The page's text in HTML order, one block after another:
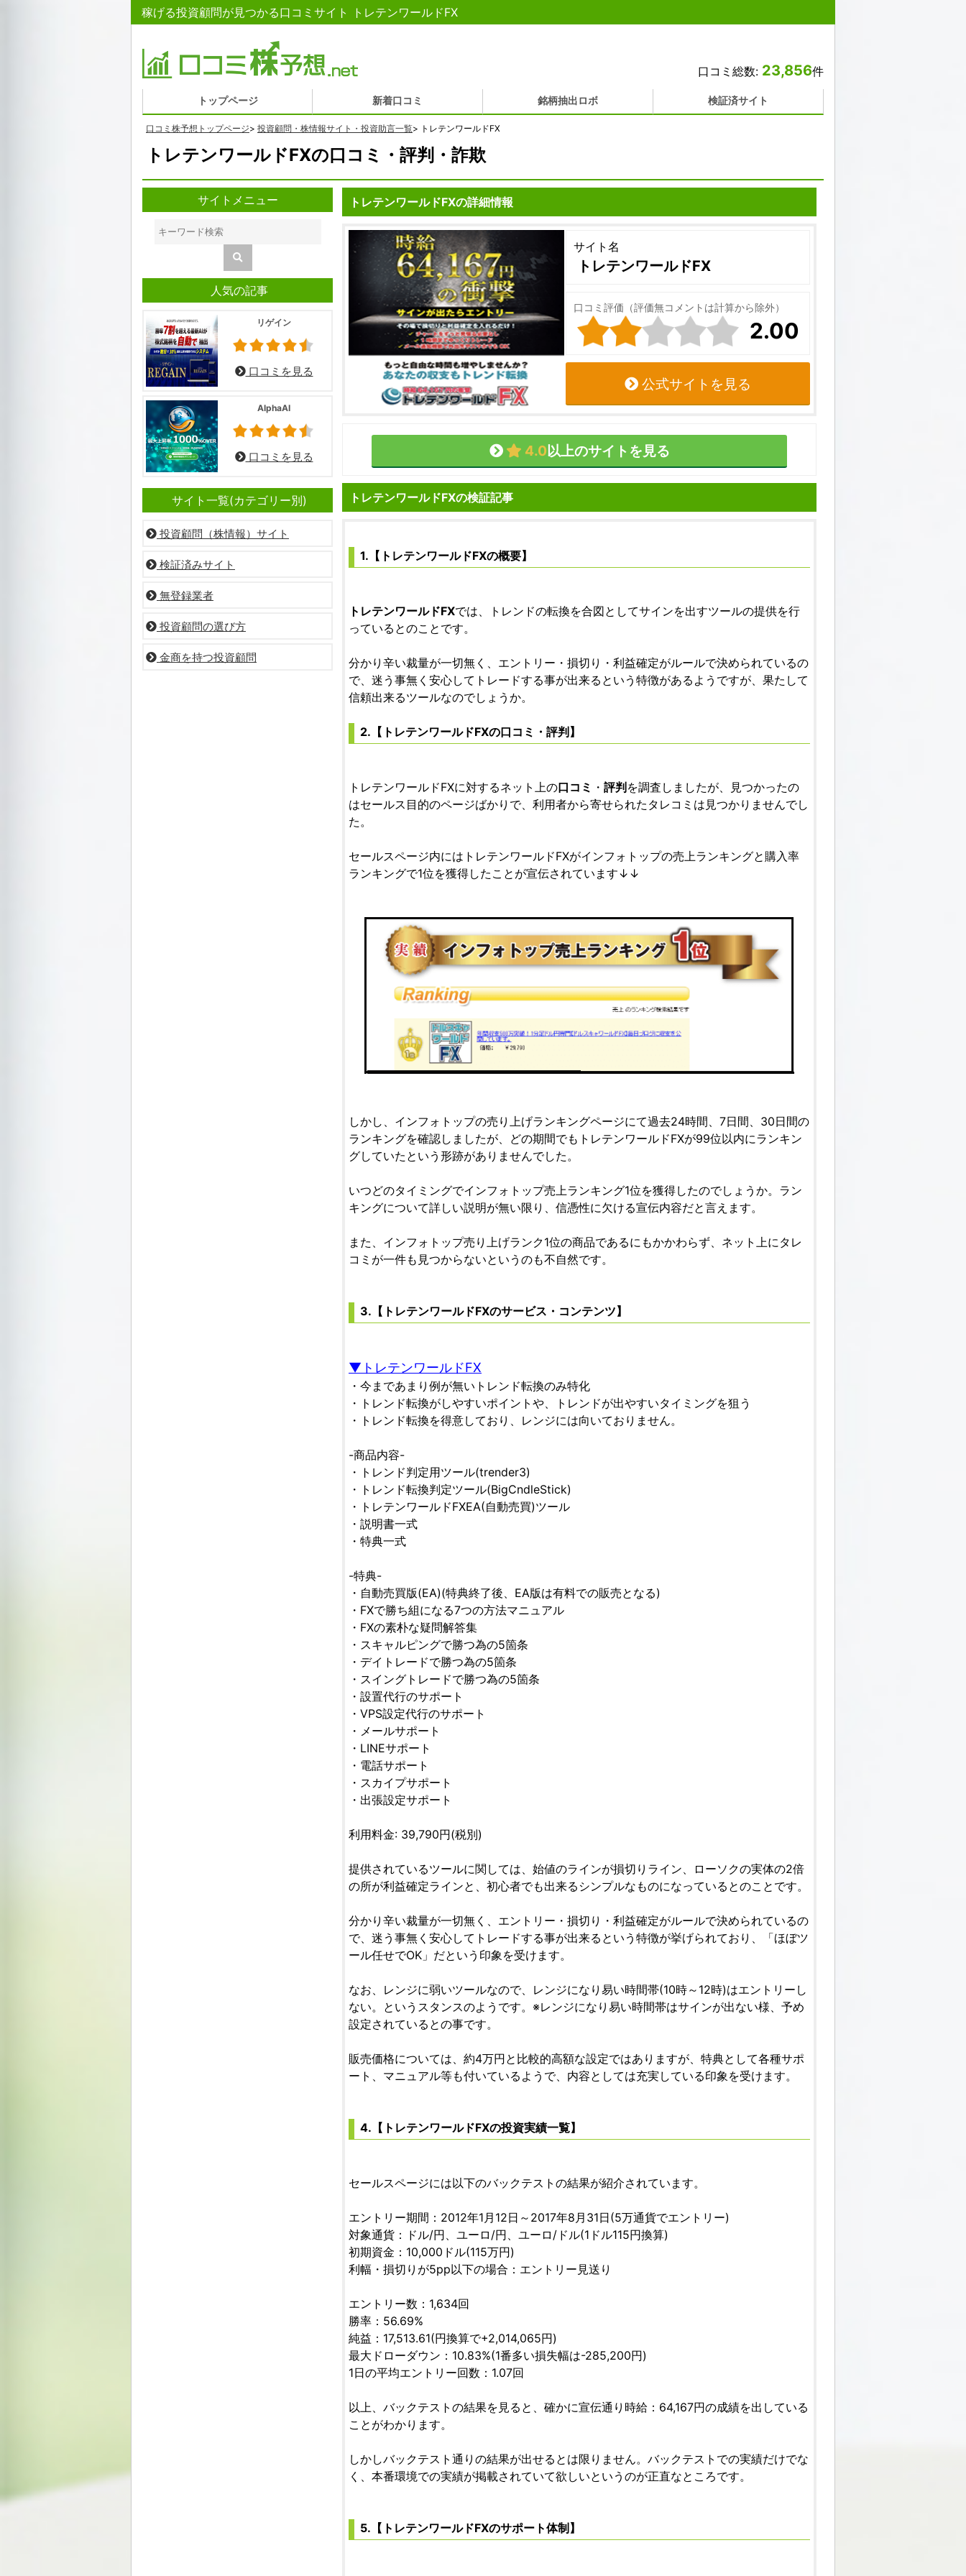
稼げる投資顧問が見つかる口コミサイト トレテンワールドFX
口コミ総数: 23,856件
トップページ 新着口コミ 銘柄抽出ロボ 検証済サイト
口コミ株予想トップページ> 投資顧問・株情報サイト・投資助言一覧> トレテンワールドFX
トレテンワールドFXの口コミ・評判・詐欺
トレテンワールドFXの詳細情報
サイト名
トレテンワールドFX
口コミ評価（評価無コメントは計算から除外）
2.00
公式サイトを見る
4.0以上のサイトを見る
トレテンワールドFXの検証記事
1.【トレテンワールドFXの概要】
トレテンワールドFXでは、トレンドの転換を合図としてサインを出すツールの提供を行
っているとのことです。
分かり辛い裁量が一切無く、エントリー・損切り・利益確定がルールで決められているの
で、迷う事無く安心してトレードする事が出来るという特徴があるようですが、果たして
信頼出来るツールなのでしょうか。
2.【トレテンワールドFXの口コミ・評判】
トレテンワールドFXに対するネット上の口コミ ・ 評判 を調査しましたが、見つかったの
はセールス目的のページばかりで、利用者から寄せられたタレコミは見つかりませんでし
た。
セールスページ内にはトレテンワールドFXがインフォトップの売上ランキングと購入率
ランキングで1位を獲得したことが宣伝されています↓↓
しかし、インフォトップの売り上げランキングページにて過去24時間、7日間、30日間の
ランキングを確認しましたが、どの期間でもトレテンワールドFXが99位以内にランキン
グしていたという形跡がありませんでした。
いつどのタイミングでインフォトップ売上ランキング1位を獲得したのでしょうか。ラン
キングについて詳しい説明が無い限り、信憑性に欠ける宣伝内容だと言えます。
また、インフォトップ売り上げランク1位の商品であるにもかかわらず、ネット上にタレ
コミが一件も見つからないというのも不自然です。
3.【トレテンワールドFXのサービス・コンテンツ】
▼トレテンワールドFX
・今まであまり例が無いトレンド転換のみ特化
・トレンド転換がしやすいポイントや、トレンドが出やすいタイミングを狙う
・トレンド転換を得意しており、レンジには向いておりません。
-商品内容-
・トレンド判定用ツール(trender3)
・トレンド転換判定ツール(BigCndleStick)
・トレテンワールドFXEA(自動売買)ツール
・説明書一式
・特典一式
-特典-
・自動売買版(EA)(特典終了後、EA版は有料での販売となる)
・FXで勝ち組になる7つの方法マニュアル
・FXの素朴な疑問解答集
・スキャルピングで勝つ為の5箇条
・デイトレードで勝つ為の5箇条
・スイングトレードで勝つ為の5箇条
・設置代行のサポート
・VPS設定代行のサポート
・メールサポート
・LINEサポート
・電話サポート
・スカイプサポート
・出張設定サポート
利用料金: 39,790円(税別)
提供されているツールに関しては、始値のラインが損切りライン、ローソクの実体の2倍
の所が利益確定ラインと、初心者でも出来るシンプルなものになっているとのことです。
分かり辛い裁量が一切無く、エントリー・損切り・利益確定がルールで決められているの
で、迷う事無く安心してトレードする事が出来るという特徴が挙げられており、「ほぼツ
ール任せでOK」だという印象を受けます。
なお、レンジに弱いツールなので、レンジになり易い時間帯(10時～12時)はエントリーし
ない。というスタンスのようです。※レンジになり易い時間帯はサインが出ない様、予め
設定されているとの事です。
販売価格については、約4万円と比較的高額な設定ではありますが、特典として各種サポ
ート、マニュアル等も付いているようで、内容としては充実している印象を受けます。
4.【トレテンワールドFXの投資実績一覧】
セールスページには以下のバックテストの結果が紹介されています。
エントリー期間：2012年1月12日～2017年8月31日(5万通貨でエントリー)
対象通貨：ドル/円、ユーロ/円、ユーロ/ドル(1ドル115円換算)
初期資金：10,000ドル(115万円)
利幅・損切りが5pp以下の場合：エントリー見送り
エントリー数：1,634回
勝率：56.69%
純益：17,513.61(円換算で+2,014,065円)
最大ドローダウン：10.83%(1番多い損失幅は-285,200円)
1日の平均エントリー回数：1.07回
以上、バックテストの結果を見ると、確かに宣伝通り時給：64,167円の成績を出している
ことがわかります。
しかしバックテスト通りの結果が出せるとは限りません。バックテストでの実績だけでな
く、本番環境での実績が掲載されていて欲しいというのが正直なところです。
5.【トレテンワールドFXのサポート体制】
サイトメニュー
人気の記事
リゲイン
口コミを見る
AlphaAI
口コミを見る
サイト一覧(カテゴリー別)
投資顧問（株情報）サイト
検証済みサイト
無登録業者
投資顧問の選び方
金商を持つ投資顧問